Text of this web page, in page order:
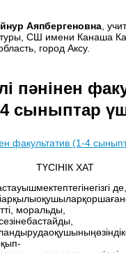
Аяпбергеновна,
СШ имени Канаша
город Аксу.
пәнінен
сыныптар
факультатив (1-4
ТҮСІНІК ХАТ
моральды,